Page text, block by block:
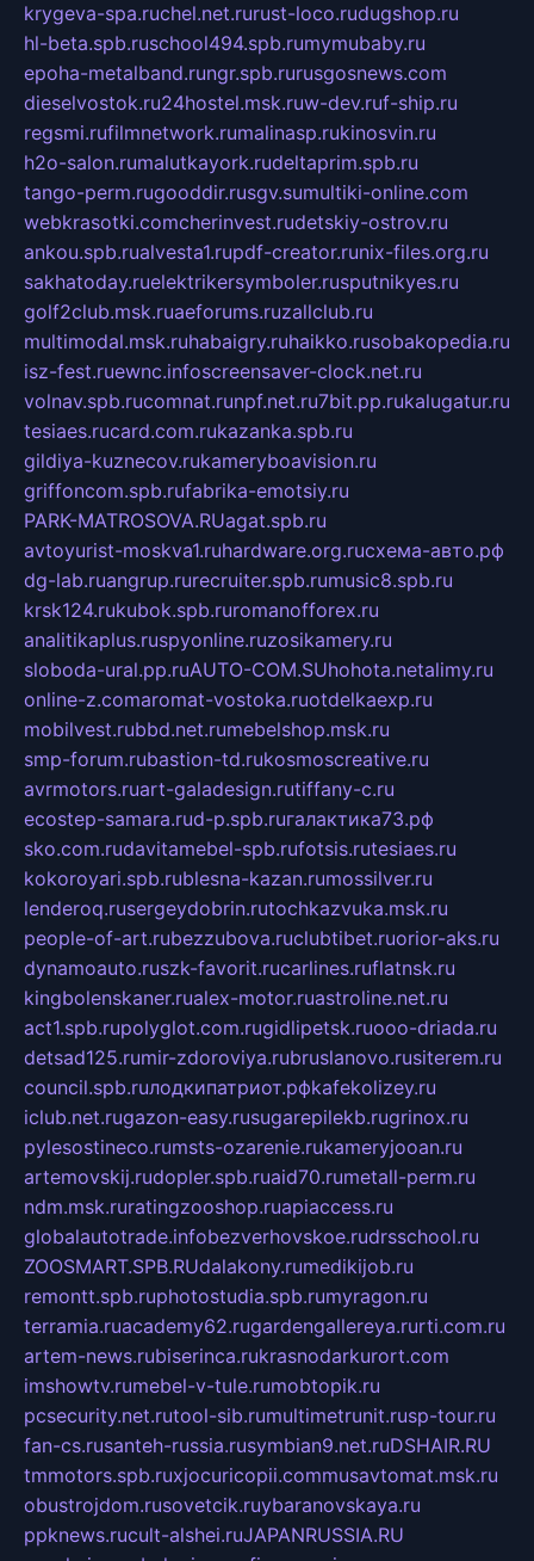
krygeva-spa.ruchel.net.rurust-loco.rudugshop.ru
hl-beta.spb.ruschool494.spb.rumymubaby.ru
epoha-metalband.rungr.spb.rurusgosnews.com
dieselvostok.ru24hostel.msk.ruw-dev.ruf-ship.ru
regsmi.rufilmnetwork.rumalinasp.rukinosvin.ru
h2o-salon.rumalutkayork.rudeltaprim.spb.ru
tango-perm.rugooddir.rusgv.sumultiki-online.com
webkrasotki.comcherinvest.rudetskiy-ostrov.ru
ankou.spb.rualvesta1.rupdf-creator.runix-files.org.ru
sakhatoday.ruelektrikersymboler.rusputnikyes.ru
golf2club.msk.ruaeforums.ruzallclub.ru
multimodal.msk.ruhabaigry.ruhaikko.rusobakopedia.ru
isz-fest.ruewnc.infoscreensaver-clock.net.ru
volnav.spb.rucomnat.runpf.net.ru7bit.pp.rukalugatur.ru
tesiaes.rucard.com.rukazanka.spb.ru
gildiya-kuznecov.rukameryboavision.ru
griffoncom.spb.rufabrika-emotsiy.ru
PARK-MATROSOVA.RUagat.spb.ru
avtoyurist-moskva1.ruhardware.org.ruсхема-авто.рф
dg-lab.ruangrup.rurecruiter.spb.rumusic8.spb.ru
krsk124.rukubok.spb.ruromanofforex.ru
analitikaplus.ruspyonline.ruzosikamery.ru
sloboda-ural.pp.ruAUTO-COM.SUhohota.netalimy.ru
online-z.comaromat-vostoka.ruotdelkaexp.ru
mobilvest.rubbd.net.rumebelshop.msk.ru
smp-forum.rubastion-td.rukosmoscreative.ru
avrmotors.ruart-galadesign.rutiffany-c.ru
ecostep-samara.rud-p.spb.ruгалактика73.рф
sko.com.rudavitamebel-spb.rufotsis.rutesiaes.ru
kokoroyari.spb.rublesna-kazan.rumossilver.ru
lenderoq.rusergeydobrin.rutochkazvuka.msk.ru
people-of-art.rubezzubova.ruclubtibet.ruorior-aks.ru
dynamoauto.ruszk-favorit.rucarlines.ruflatnsk.ru
kingbolenskaner.rualex-motor.ruastroline.net.ru
act1.spb.rupolyglot.com.rugidlipetsk.ruooo-driada.ru
detsad125.rumir-zdoroviya.rubruslanovo.rusiterem.ru
council.spb.ruлодкипатриот.рфkafekolizey.ru
iclub.net.rugazon-easy.rusugarepilekb.rugrinox.ru
pylesostineco.rumsts-ozarenie.rukameryjooan.ru
artemovskij.rudopler.spb.ruaid70.rumetall-perm.ru
ndm.msk.ruratingzooshop.ruapiaccess.ru
globalautotrade.infobezverhovskoe.rudrsschool.ru
ZOOSMART.SPB.RUdalakony.rumedikijob.ru
remontt.spb.ruphotostudia.spb.rumyragon.ru
terramia.ruacademy62.rugardengallereya.rurti.com.ru
artem-news.rubiserinca.rukrasnodarkurort.com
imshowtv.rumebel-v-tule.rumobtopik.ru
pcsecurity.net.rutool-sib.rumultimetrunit.rusp-tour.ru
fan-cs.rusanteh-russia.rusymbian9.net.ruDSHAIR.RU
tmmotors.spb.ruxjocuricopii.commusavtomat.msk.ru
obustrojdom.rusovetcik.ruybaranovskaya.ru
ppknews.rucult-alshei.ruJAPANRUSSIA.RU